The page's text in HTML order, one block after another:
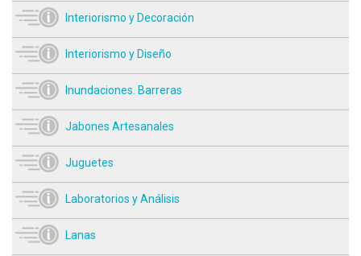
Interiorismo y Decoración
Interiorismo y Diseño
Inundaciones. Barreras
Jabones Artesanales
Juguetes
Laboratorios y Análisis
Lanas